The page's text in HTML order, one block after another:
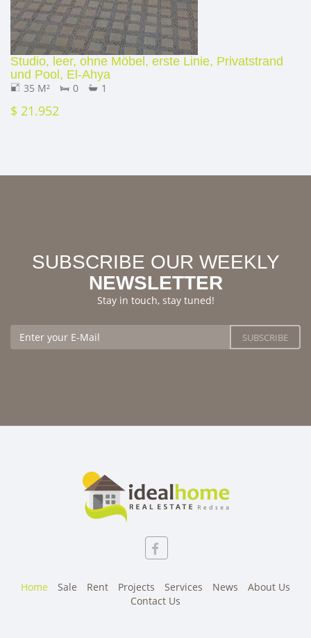
Studio, leer, ohne Möbel, erste Linie, Privatstrand
und Pool, El-Ahya
35 M² 0 1
$ 21.952
SUBSCRIBE OUR WEEKLY
NEWSLETTER
Stay in touch, stay tuned!
Home Sale Rent Projects Services News
About Us
Contact Us